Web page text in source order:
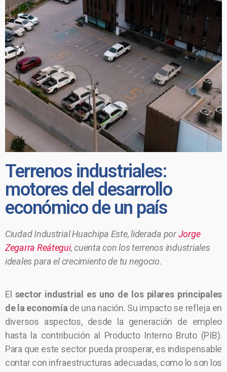
Terrenos industriales:
motores del desarrollo
económico de un país
Ciudad Industrial Huachipa Este, liderada porJorge
Zegarra Reátegui, cuenta con los terrenos industriales
ideales para el crecimiento de tu negocio.
El sector industrial es uno de los pilares principales
de la economía de una nación. Su impacto se refleja en
diversos aspectos, desde la generación de empleo
hasta la contribución al Producto Interno Bruto (PIB).
Para que este sector pueda prosperar, es indispensable
contar con infraestructuras adecuadas, como lo son los